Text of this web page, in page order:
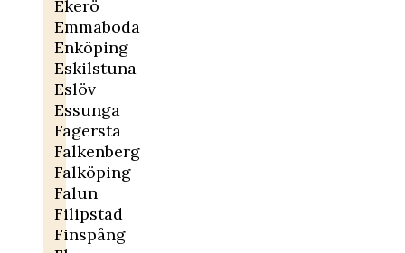
Ekerö
Emmaboda
Enköping
Eskilstuna
Eslöv
Essunga
Fagersta
Falkenberg
Falköping
Falun
Filipstad
Finspång